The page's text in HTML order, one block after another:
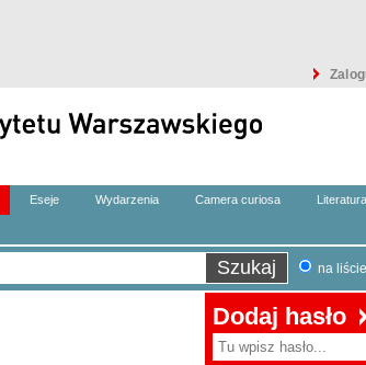
Eseje Wydarzenia Camera curiosa Literatura
na
Dodaj hasło